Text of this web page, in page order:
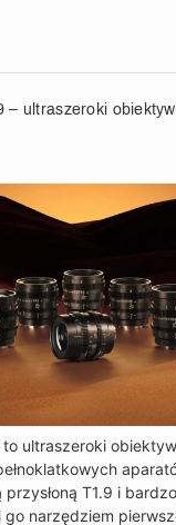
– ultraszeroki
to ultraszeroki
T1.9 i
narzędziem